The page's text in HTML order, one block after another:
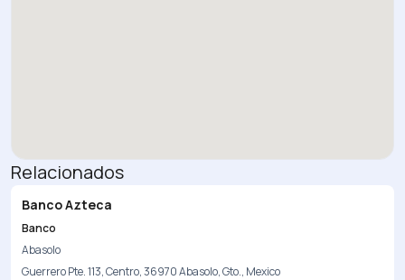
Relacionados
Banco Azteca
Banco
Abasolo
Guerrero Pte. 113, Centro, 36970 Abasolo, Gto., Mexico